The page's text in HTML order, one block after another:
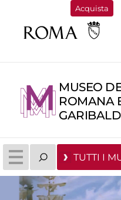
Acquista
MUSEO
ROMANA
TUTTI I